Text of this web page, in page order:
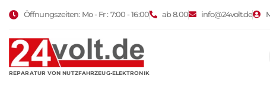
Öffnungszeiten: Mo - Fr : 7:00 - 16:00 ab 8.00 info@24volt.de
REPARATUR VON NUTZFAHRZEUG-ELEKTRONIK